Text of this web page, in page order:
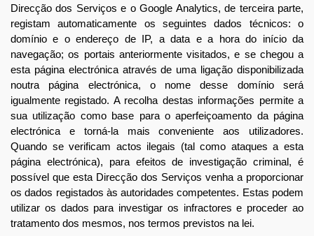
Direcção dos Serviços e o Google Analytics, de terceira parte,
registam automaticamente os seguintes dados técnicos: o
domínio e o endereço de IP, a data e a hora do início da
navegação; os portais anteriormente visitados, e se chegou a
esta página electrónica através de uma ligação disponibilizada
noutra página electrónica, o nome desse domínio será
igualmente registado. A recolha destas informações permite a
sua utilização como base para o aperfeiçoamento da página
electrónica e torná-la mais conveniente aos utilizadores.
Quando se verificam actos ilegais (tal como ataques a esta
página electrónica), para efeitos de investigação criminal, é
possível que esta Direcção dos Serviços venha a proporcionar
os dados registados às autoridades competentes. Estas podem
utilizar os dados para investigar os infractores e proceder ao
tratamento dos mesmos, nos termos previstos na lei.